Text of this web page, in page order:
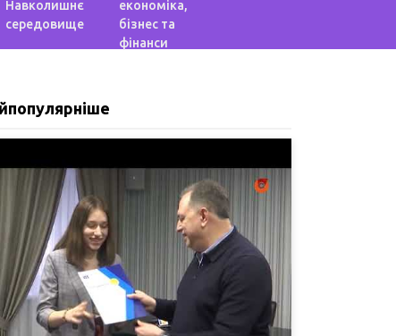
Навколишнє
середовище
економіка,
бізнес та
фінанси